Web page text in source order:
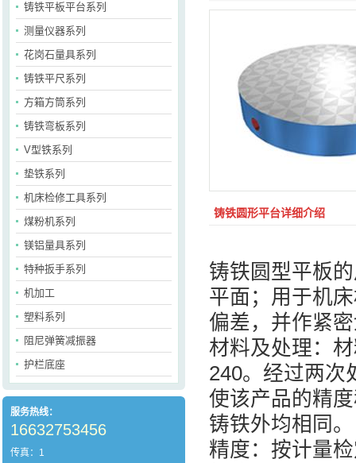
铸铁圆形平台详细介绍
铸铁圆型平板
平面；用于机
偏差，并作紧
材料及处理：
240。经过两次
使该产品的精
铸铁外均相同。
精度：按计量
铸铁平板平台系列
测量仪器系列
花岗石量具系列
铸铁平尺系列
方箱方筒系列
铸铁弯板系列
V型铁系列
垫铁系列
机床检修工具系列
煤粉机系列
镁铝量具系列
特种扳手系列
机加工
塑料系列
阻尼弹簧减振器
护栏底座
服务热线：
16632753456
传真：1